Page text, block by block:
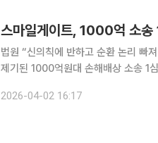
스마일게이트, 1000억 소
법원 “신의칙에 반하고 순환 논리 빠져” 스마일게이트가 스마일게이트RPG 상장 무산을 둘
제기된 1000억원대 손해배상 소송 1심에서 패소했다. 서울중앙지
게 1000억원과 지연이자를 지급하라
2026-04-02 16:17